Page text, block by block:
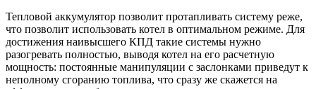
Тепловой аккумулятор позволит протапливать систему реже,
что позволит использовать котел в оптимальном режиме. Для
достижения наивысшего КПД такие системы нужно
разогревать полностью, выводя котел на его расчетную
мощность: постоянные манипуляции с заслонками приведут к
неполному сгоранию топлива, что сразу же скажется на